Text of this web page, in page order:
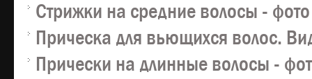
Стрижки на средние волосы - фото
Прическа для вьющихся волос.
Прически на длинные волосы -